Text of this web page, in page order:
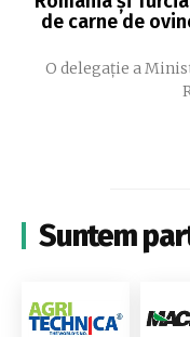
de carne de
O delegație a
Suntem